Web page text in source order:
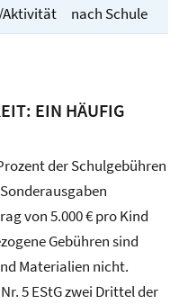
Aktivität
nach Schule
EIN HÄUFIG
der Schulgebühren
von 5.000 € pro Kind
Gebühren sind
Materialien nicht.
5 EStG zwei Drittel der